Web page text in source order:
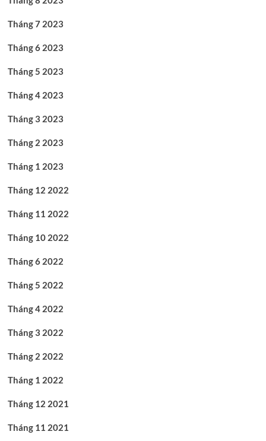
Tháng 7 2023
Tháng 6 2023
Tháng 5 2023
Tháng 4 2023
Tháng 3 2023
Tháng 2 2023
Tháng 1 2023
Tháng 12 2022
Tháng 11 2022
Tháng 10 2022
Tháng 6 2022
Tháng 5 2022
Tháng 4 2022
Tháng 3 2022
Tháng 2 2022
Tháng 1 2022
Tháng 12 2021
Tháng 11 2021